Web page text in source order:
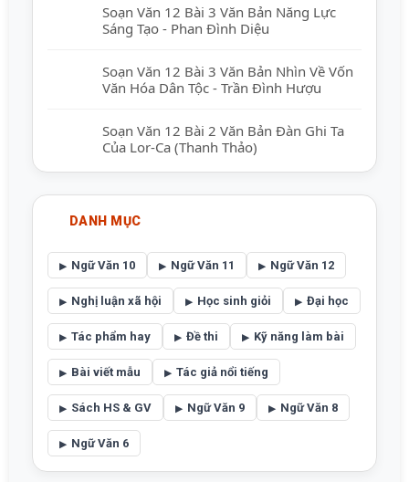
Soạn Văn 12 Bài 3 Văn Bản Năng Lực
Sáng Tạo - Phan Đình Diệu
Soạn Văn 12 Bài 3 Văn Bản Nhìn Về Vốn
Văn Hóa Dân Tộc - Trần Đình Hượu
Soạn Văn 12 Bài 2 Văn Bản Đàn Ghi Ta
Của Lor-Ca (Thanh Thảo)
DANH MỤC
Ngữ Văn 10 Ngữ Văn 11 Ngữ Văn 12
Nghị luận xã hội Học sinh giỏi Đại học
Tác phẩm hay Đề thi Kỹ năng làm bài
Bài viết mẫu Tác giả nổi tiếng
Sách HS & GV Ngữ Văn 9 Ngữ Văn 8
Ngữ Văn 6